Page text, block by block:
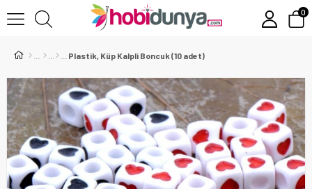
0
Plastik, Küp Kalpli Boncuk (10 adet)